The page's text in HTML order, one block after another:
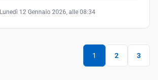
Lunedì 12 Gennaio 2026, alle 08:34
1 2 3